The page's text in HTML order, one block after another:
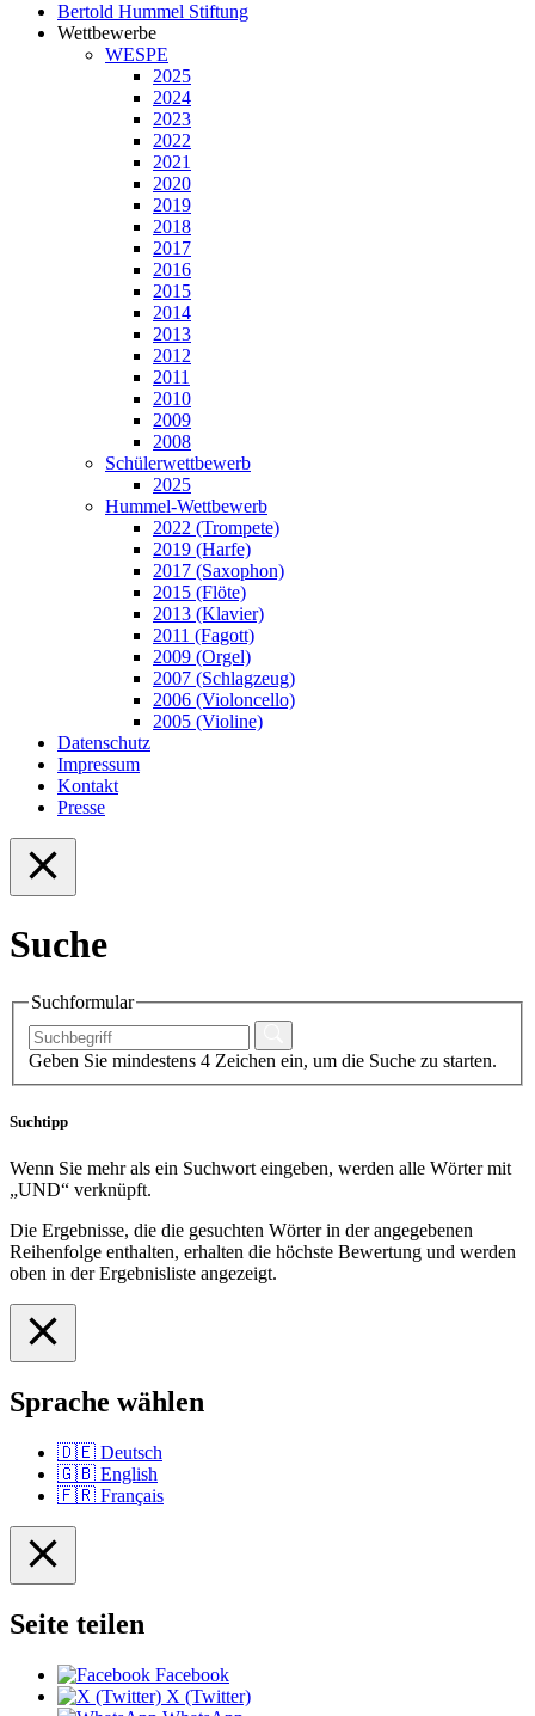
Bertold Hummel Stiftung
Wettbewerbe
WESPE
2025
2024
2023
2022
2021
2020
2019
2018
2017
2016
2015
2014
2013
2012
2011
2010
2009
2008
Schülerwettbewerb
2025
Hummel-Wettbewerb
2022 (Trompete)
2019 (Harfe)
2017 (Saxophon)
2015 (Flöte)
2013 (Klavier)
2011 (Fagott)
2009 (Orgel)
2007 (Schlagzeug)
2006 (Violoncello)
2005 (Violine)
Datenschutz
Impressum
Kontakt
Presse
Suche
Suchformular
Geben Sie mindestens 4 Zeichen ein, um die Suche zu starten.
Suchtipp
Wenn Sie mehr als ein Suchwort eingeben, werden alle Wörter mit
„UND“ verknüpft.
Die Ergebnisse, die die gesuchten Wörter in der angegebenen
Reihenfolge enthalten, erhalten die höchste Bewertung und werden
oben in der Ergebnisliste angezeigt.
Sprache wählen
🇩🇪 Deutsch
🇬🇧 English
🇫🇷 Français
Seite teilen
Facebook
X (Twitter)